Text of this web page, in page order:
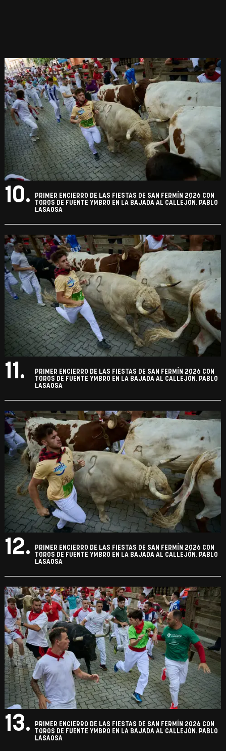
10.
PRIMER ENCIERRO DE LAS FIESTAS DE SAN FERMÍN 2026 CON
TOROS DE FUENTE YMBRO EN LA BAJADA AL CALLEJÓN. PABLO
LASAOSA
11.
PRIMER ENCIERRO DE LAS FIESTAS DE SAN FERMÍN 2026 CON
TOROS DE FUENTE YMBRO EN LA BAJADA AL CALLEJÓN. PABLO
LASAOSA
12.
PRIMER ENCIERRO DE LAS FIESTAS DE SAN FERMÍN 2026 CON
TOROS DE FUENTE YMBRO EN LA BAJADA AL CALLEJÓN. PABLO
LASAOSA
13.
PRIMER ENCIERRO DE LAS FIESTAS DE SAN FERMÍN 2026 CON
TOROS DE FUENTE YMBRO EN LA BAJADA AL CALLEJÓN. PABLO
LASAOSA